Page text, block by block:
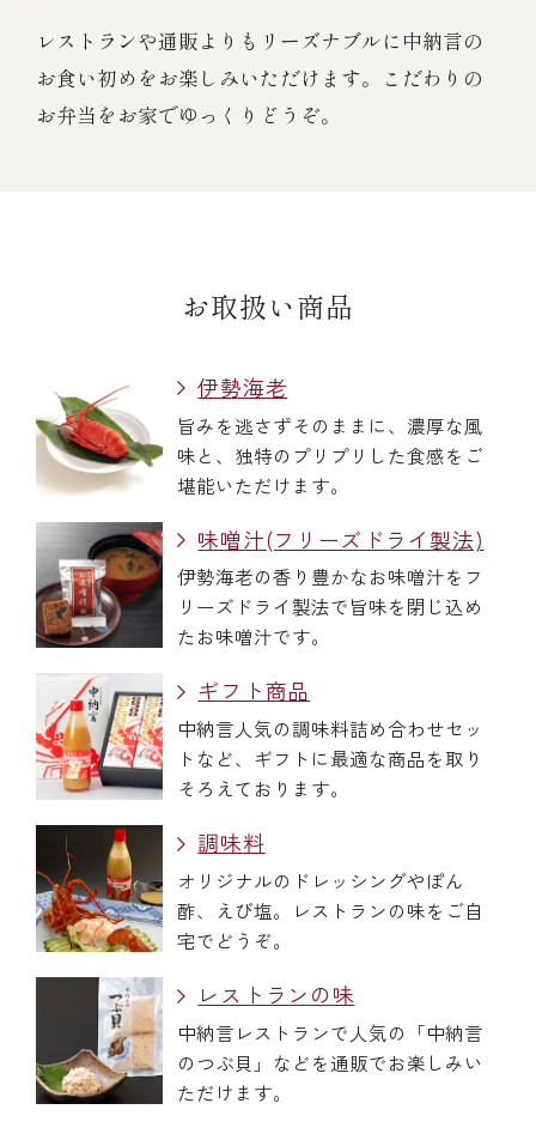
レストランや通販よりもリーズナブルに中納言の
お食い初めをお楽しみいただけます。こだわりの
お弁当をお家でゆっくりどうぞ。
お取扱い商品
伊勢海老
旨みを逃さずそのままに、濃厚な風
味と、独特のプリプリした食感をご
堪能いただけます。
味噌汁(フリーズドライ製法)
伊勢海老の香り豊かなお味噌汁をフ
リーズドライ製法で旨味を閉じ込め
たお味噌汁です。
ギフト商品
中納言人気の調味料詰め合わせセッ
トなど、ギフトに最適な商品を取り
そろえております。
調味料
オリジナルのドレッシングやぽん
酢、えび塩。レストランの味をご自
宅でどうぞ。
レストランの味
中納言レストランで人気の「中納言
のつぶ貝」などを通販でお楽しみい
ただけます。